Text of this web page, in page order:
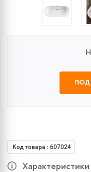
Код товара : 607024
Характеристики